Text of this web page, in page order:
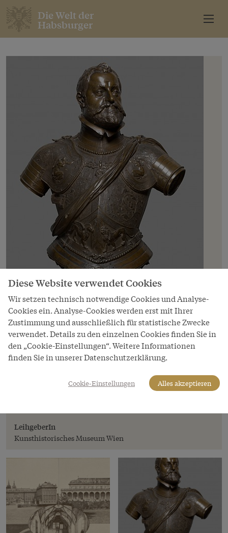
Die Welt der
Habsburger
Bild
Adriaen de Vries: Büste Kaiser Rudolfs II.,
LeihgeberIn
Kunsthistorisches Museum Wien
Diese Website verwendet Cookies
Wir setzen technisch notwendige Cookies und Analyse-
Cookies ein. Analyse-Cookies werden erst mit Ihrer
Zustimmung und ausschließlich für statistische Zwecke
verwendet. Details zu den einzelnen Cookies finden Sie in
den „Cookie-Einstellungen“. Weitere Informationen
finden Sie in unserer Datenschutzerklärung.
Cookie-Einstellungen Alles akzeptieren